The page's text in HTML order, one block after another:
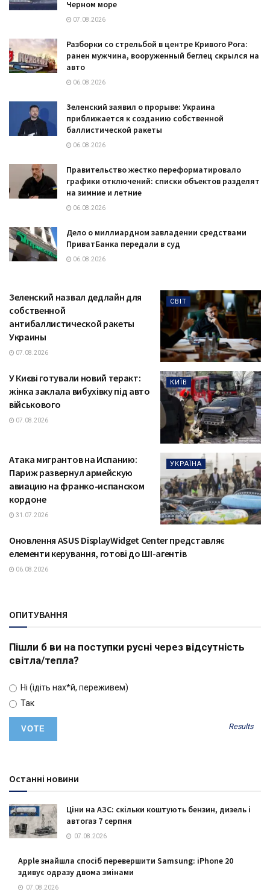
Черном море
07.08.2026
Разборки со стрельбой в центре Кривого Рога:
ранен мужчина, вооруженный беглец скрылся на
авто
06.08.2026
Зеленский заявил о прорыве: Украина
приближается к созданию собственной
баллистической ракеты
06.08.2026
Правительство жестко переформатировало
графики отключений: списки объектов разделят
на зимние и летние
06.08.2026
Дело о миллиардном завладении средствами
ПриватБанка передали в суд
06.08.2026
СВІТ
Зеленский назвал дедлайн для
собственной
антибаллистической ракеты
Украины
07.08.2026
КИЇВ
У Києві готували новий теракт:
жінка заклала вибухівку під авто
військового
07.08.2026
УКРАЇНА
Атака мигрантов на Испанию:
Париж развернул армейскую
авиацию на франко-испанском
кордоне
31.07.2026
ТЕХНОЛОГІЇ
Оновлення ASUS DisplayWidget Center представляє
елементи керування, готові до ШІ-агентів
06.08.2026
ОПИТУВАННЯ
Пішли б ви на поступки русні через відсутність
світла/тепла?
Ні (ідіть нах*й, переживем)
Так
Results
Останні новини
Ціни на АЗС: скільки коштують бензин, дизель і
автогаз 7 серпня
07.08.2026
Apple знайшла спосіб перевершити Samsung: iPhone 20
здивує одразу двома змінами
07.08.2026